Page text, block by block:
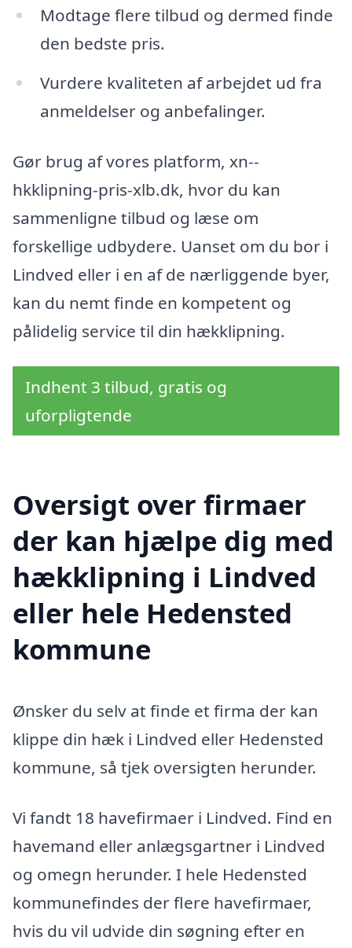
Modtage flere tilbud og dermed finde
den bedste pris.
Vurdere kvaliteten af ​​arbejdet ud fra
anmeldelser og anbefalinger.
Gør brug af vores platform, xn--
hkklipning-pris-xlb.dk, hvor du kan
sammenligne tilbud og læse om
forskellige udbydere. Uanset om du bor i
Lindved eller i en af de nærliggende byer,
kan du nemt finde en kompetent og
pålidelig service til din hækklipning.
Indhent 3 tilbud, gratis og
uforpligtende
Oversigt over firmaer
der kan hjælpe dig med
hækklipning i Lindved
eller hele Hedensted
kommune
Ønsker du selv at finde et firma der kan
klippe din hæk i Lindved eller Hedensted
kommune, så tjek oversigten herunder.
Vi fandt 18 havefirmaer i Lindved. Find en
havemand eller anlægsgartner i Lindved
og omegn herunder. I hele Hedensted
kommunefindes der flere havefirmaer,
hvis du vil udvide din søgning efter en